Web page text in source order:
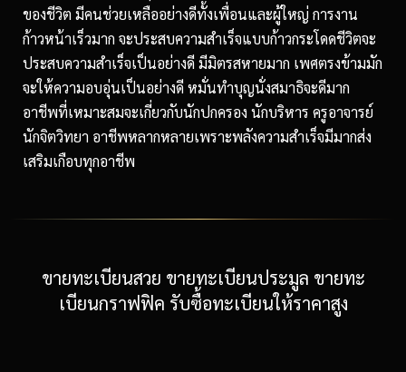
ของชีวิต มีคนช่วยเหลืออย่างดีทั้งเพื่อนและผู้ใหญ่ การงาน
ก้าวหน้าเร็วมาก จะประสบความสำเร็จแบบก้าวกระโดดชีวิตจะ
ประสบความสำเร็จเป็นอย่างดี มีมิตรสหายมาก เพศตรงข้ามมัก
จะให้ความอบอุ่นเป็นอย่างดี หมั่นทำบุญนั่งสมาธิจะดีมาก
อาชีพที่เหมาะสมจะเกี่ยวกับนักปกครอง นักบริหาร ครูอาจารย์
นักจิตวิทยา อาชีพหลากหลายเพราะพลังความสำเร็จมีมากส่ง
เสริมเกือบทุกอาชีพ
ขายทะเบียนสวย ขายทะเบียนประมูล ขายทะ
เบียนกราฟฟิค รับซื้อทะเบียนให้ราคาสูง